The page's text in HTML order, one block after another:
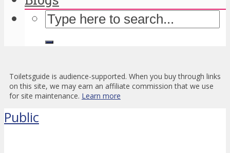
Toiletsguide is audience-supported. When you buy through links
on this site, we may earn an affiliate commission that we use
for site maintenance. Learn more
Public